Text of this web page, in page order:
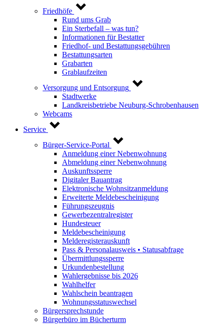
Friedhöfe
Rund ums Grab
Ein Sterbefall – was tun?
Informationen für Bestatter
Friedhof- und Bestattungsgebühren
Bestattungsarten
Grabarten
Grablaufzeiten
Versorgung und Entsorgung
Stadtwerke
Landkreisbetriebe Neuburg-Schrobenhausen
Webcams
Service
Bürger-Service-Portal
Anmeldung einer Nebenwohnung
Abmeldung einer Nebenwohnung
Auskunftssperre
Digitaler Bauantrag
Elektronische Wohnsitzanmeldung
Erweiterte Meldebescheinigung
Führungszeugnis
Gewerbezentralregister
Hundesteuer
Meldebescheinigung
Melderegisterauskunft
Pass & Personalausweis • Statusabfrage
Übermittlungssperre
Urkundenbestellung
Wahlergebnisse bis 2026
Wahlhelfer
Wahlschein beantragen
Wohnungsstatuswechsel
Bürgersprechstunde
Bürgerbüro im Bücherturm